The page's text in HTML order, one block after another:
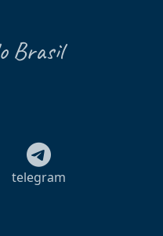
Brasil
telegram